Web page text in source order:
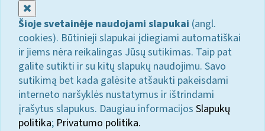
Šioje svetainėje naudojami slapukai (angl.
cookies). Būtinieji slapukai įdiegiami automatiškai
ir jiems nėra reikalingas Jūsų sutikimas. Taip pat
galite sutikti ir su kitų slapukų naudojimu. Savo
sutikimą bet kada galėsite atšaukti pakeisdami
interneto naršyklės nustatymus ir ištrindami
įrašytus slapukus. Daugiau informacijos Slapukų
politika; Privatumo politika.